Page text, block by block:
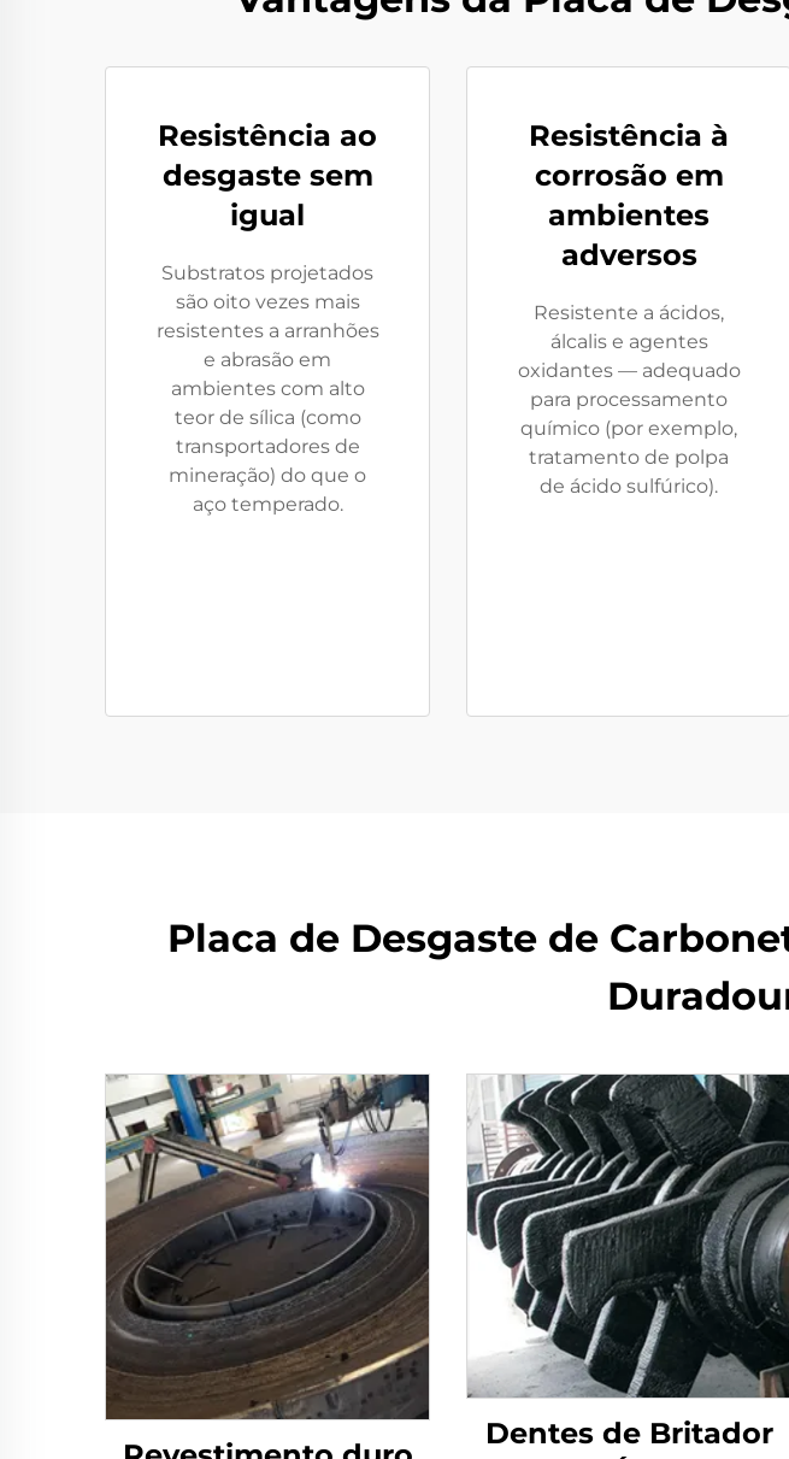
Resistência ao
desgaste sem
igual
Substratos projetados
são oito vezes mais
resistentes a arranhões
e abrasão em
ambientes com alto
teor de sílica (como
transportadores de
mineração) do que o
aço temperado.
Resistência à
corrosão em
ambientes
adversos
Resistente a ácidos,
álcalis e agentes
oxidantes — adequado
para processamento
químico (por exemplo,
tratamento de polpa
de ácido sulfúrico).
Placa de Desgaste de
Dentes de Britador